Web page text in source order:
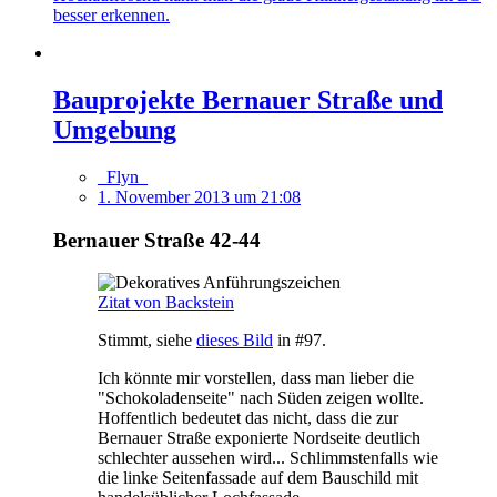
besser erkennen.
Bauprojekte Bernauer Straße und
Umgebung
_Flyn_
1. November 2013 um 21:08
Bernauer Straße 42-44
Zitat von Backstein
Stimmt, siehe dieses Bild in #97.
Ich könnte mir vorstellen, dass man lieber die
"Schokoladenseite" nach Süden zeigen wollte.
Hoffentlich bedeutet das nicht, dass die zur
Bernauer Straße exponierte Nordseite deutlich
schlechter aussehen wird... Schlimmstenfalls wie
die linke Seitenfassade auf dem Bauschild mit